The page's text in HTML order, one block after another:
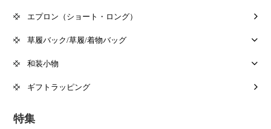
エプロン（ショート・ロング）
草履バック/草履/着物バッグ
和装小物
ギフトラッピング
特集